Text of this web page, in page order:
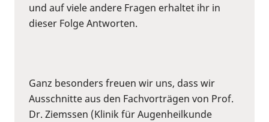
und auf viele andere Fragen erhaltet ihr in
dieser Folge Antworten.
Ganz besonders freuen wir uns, dass wir
Ausschnitte aus den Fachvorträgen von Prof.
Dr. Ziemssen (Klinik für Augenheilkunde